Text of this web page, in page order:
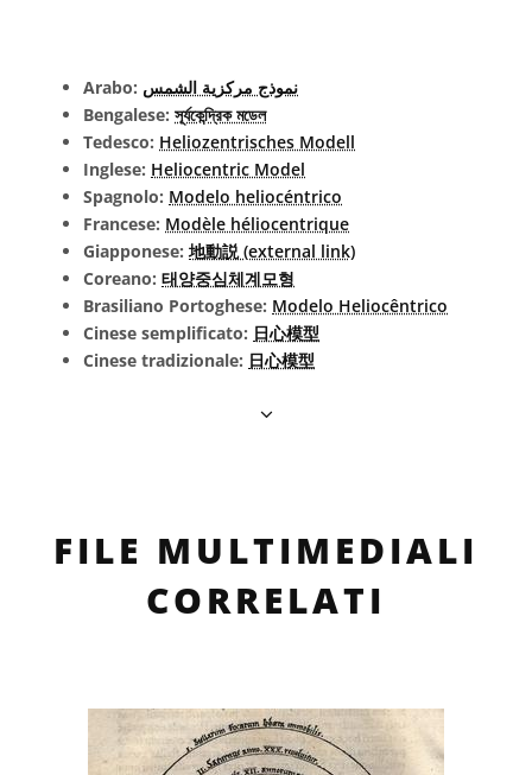
Arabo: نموذج مركزية الشمس
Bengalese: সূর্যকেন্দ্রিক মডেল
Tedesco: Heliozentrisches Modell
Inglese: Heliocentric Model
Spagnolo: Modelo heliocéntrico
Francese: Modèle héliocentrique
Giapponese: 地動説 (external link)
Coreano: 태양중심체계모형
Brasiliano Portoghese: Modelo Heliocêntrico
Cinese semplificato: 日心模型
Cinese tradizionale: 日心模型
FILE MULTIMEDIALI
CORRELATI